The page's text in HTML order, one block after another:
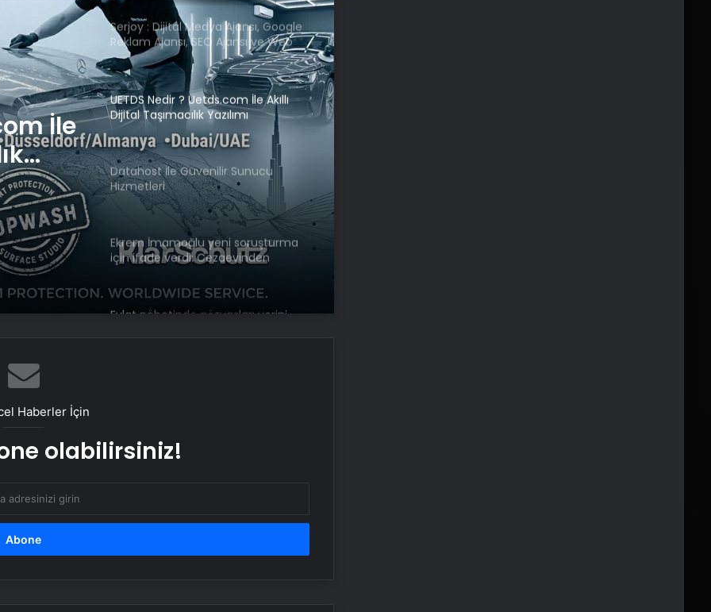
İle
UETDS Nedir ? Uetds.com İle Akıllı
Dijital Taşımacılık Yazılımı
Datahost İle Güvenilir Sunucu
Hizmetleri
Ekrem İmamoğlu yeni soruşturma
için ifade verdi: Cezaevinden
bağlandı
Evlat nöbetinde gözyaşları yerini
sevinç ve umuda bıraktı
AK Partili Hüseyin Yayman’dan
Dışişleri Bakanı Hakan Fidan
Boğaziçi Üniversitesi’ndeki olaylarda
Haberler İçin
olabilirsiniz!